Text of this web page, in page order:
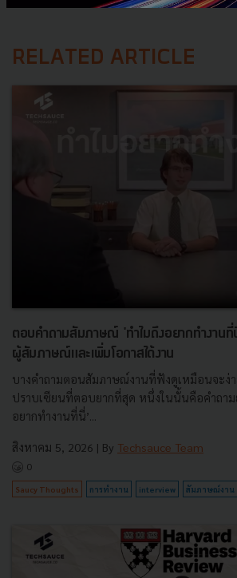
RELATED ARTICLE
ตอบคำถามสัมภาษณ์ 'ทำไมถึงอยากทำงานที่
ผู้สัมภาษณ์และเพิ่มโอกาสได้งาน
บางคำถามตอนสัมภาษณ์งานที่ฟังดูเหมือนจะง่
ปราบเซียนที่ตอบยากที่สุด หนึ่งในนั้นคือคำถาม
อยากทำงานที่นี่’...
สิงหาคม 5, 2026 | By Techsauce Team
0
Saucy Thoughts การทำงาน interview สัมภาษณ์งาน